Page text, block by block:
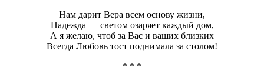
Нам дарит Вера всем основу жизни,
Надежда — светом озаряет каждый дом,
А я желаю, чтоб за Вас и ваших близких
Всегда Любовь тост поднимала за столом!
* * *